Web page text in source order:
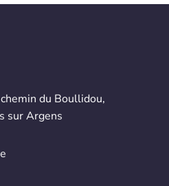
du Boullidou,
sur Argens